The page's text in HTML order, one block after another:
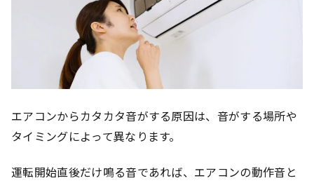
エアコンからカタカタ音がする原因は、音がする場所や
タイミングによって異なります。
運転開始直後だけ鳴る音であれば、エアコンの動作音と